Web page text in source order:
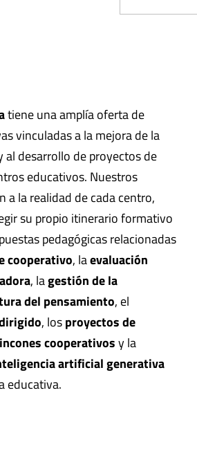
tiene una amplía oferta de
vinculadas a la mejora de la
al desarrollo de proyectos de
educativos. Nuestros
a la realidad de cada centro,
su propio itinerario formativo
pedagógicas relacionadas
cooperativo, laevaluación
, lagestión de la
del pensamiento, el
, losproyectos de
cooperativosy la
artificial generativa
educativa.